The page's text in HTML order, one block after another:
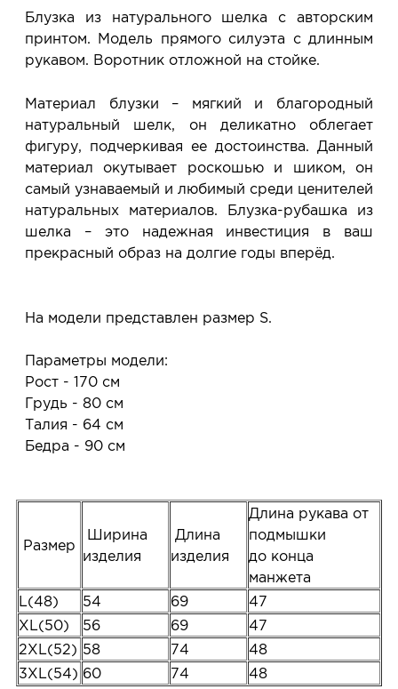
Услуга бесплатная и ни к чему не обязывает: Вы
примеряете в салоне и уже на месте решаете,
покупать или нет.
Планируйте визит в удобное для Вас время -
резерв действует 5 дней.
Блузка из натурального шелка с авторским
принтом. Модель прямого силуэта с длинным
рукавом. Воротник отложной на стойке.
Материал блузки – мягкий и благородный
натуральный шелк, он деликатно облегает
фигуру, подчеркивая ее достоинства. Данный
материал окутывает роскошью и шиком, он
самый узнаваемый и любимый среди ценителей
натуральных материалов. Блузка-рубашка из
шелка – это надежная инвестиция в ваш
прекрасный образ на долгие годы вперёд.
На модели представлен размер S.
Параметры модели:
Рост - 170 см
Грудь - 80 см
Талия - 64 см
Бедра - 90 см
Размер
Ширина
изделия
Длина
изделия
Длина рукава от
подмышки
до конца
манжета
L(48)
54 69
47
XL(50)
56 69
47
2XL(52) 58 74
48
3XL(54) 60 74 48